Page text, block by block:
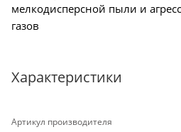
мелкодисперсной пыли и
газов
Характеристики
Артикул производителя